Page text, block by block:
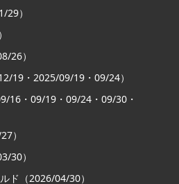
）
26）
19・2025/09/19・09/24）
16・09/19・09/24・09/30・
）
30）
ド（2026/04/30）